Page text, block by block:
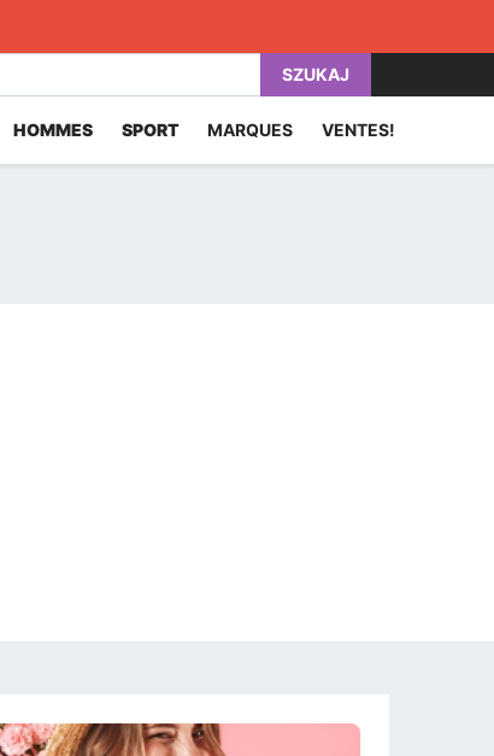
SZUKAJ
HOMMES SPORT MARQUES VENTES!